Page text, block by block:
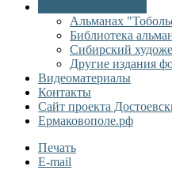
Альманах
Библиотека
Сибирский
Другие издания
Видеоматериалы
Контакты
Сайт проекта
Ермаковополе.рф
Печать
E-mail